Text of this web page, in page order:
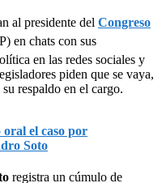
al presidente del Congreso
en chats con sus
en las redes sociales y
piden que se vaya,
respaldo en el cargo.
el caso por
Soto
registra un cúmulo de